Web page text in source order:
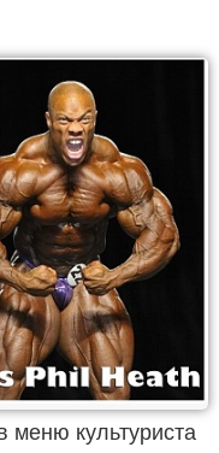
меню культуриста